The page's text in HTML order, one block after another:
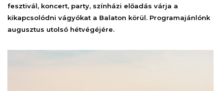
fesztivál, koncert, party, színházi előadás várja a
kikapcsolódni vágyókat a Balaton körül. Programajánlónk
augusztus utolsó hétvégéjére.